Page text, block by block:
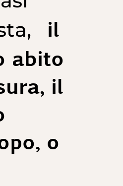
il
abito
il
o